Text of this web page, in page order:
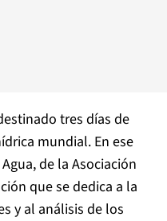
tres días de
mundial. En ese
de la Asociación
que se dedica a la
y al análisis de los